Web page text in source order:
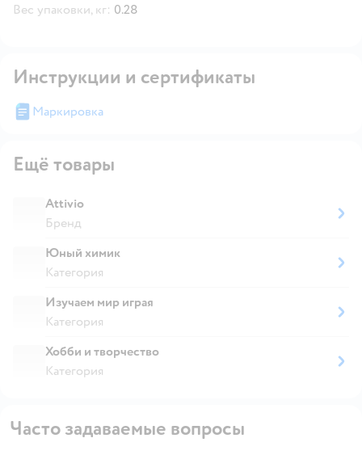
Вес упаковки, кг: 0.28
Инструкции и сертификаты
Маркировка
Ещё товары
Attivio
Бренд
Юный химик
Категория
Изучаем мир играя
Категория
Хобби и творчество
Категория
Часто задаваемые вопросы